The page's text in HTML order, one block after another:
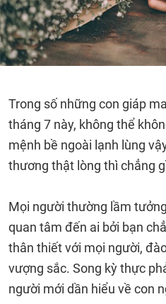
Trong số những con giáp
tháng 7 này, không thể
mệnh bề ngoài lạnh lùng
thương thật lòng thì chẳng
Mọi người thường lầm
quan tâm đến ai bởi bạn
thân thiết với mọi người,
vượng sắc. Song kỳ thực
người mới dần hiểu về con